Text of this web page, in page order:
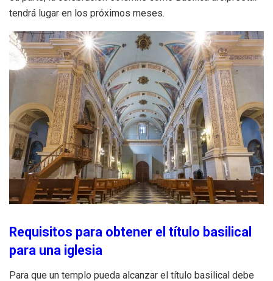
tendrá lugar en los próximos meses.
Requisitos para obtener el título basilical
para una iglesia
Para que un templo pueda alcanzar el título basilical debe